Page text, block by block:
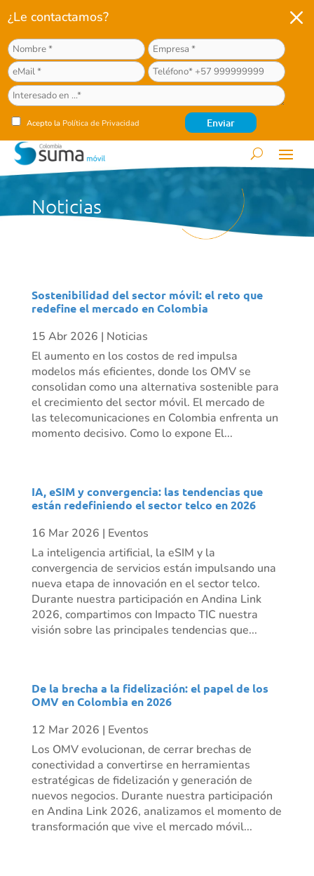
¿Le contactamos?
Acepto la Política de Privacidad
M
Noticias
Sostenibilidad del sector móvil: el reto que
redefine el mercado en Colombia
15 Abr 2026 | Noticias
El aumento en los costos de red impulsa
modelos más eficientes, donde los OMV se
consolidan como una alternativa sostenible para
el crecimiento del sector móvil. El mercado de
las telecomunicaciones en Colombia enfrenta un
momento decisivo. Como lo expone El...
IA, eSIM y convergencia: las tendencias que
están redefiniendo el sector telco en 2026
16 Mar 2026 | Eventos
La inteligencia artificial, la eSIM y la
convergencia de servicios están impulsando una
nueva etapa de innovación en el sector telco.
Durante nuestra participación en Andina Link
2026, compartimos con Impacto TIC nuestra
visión sobre las principales tendencias que...
De la brecha a la fidelización: el papel de los
OMV en Colombia en 2026
12 Mar 2026 | Eventos
Los OMV evolucionan, de cerrar brechas de
conectividad a convertirse en herramientas
estratégicas de fidelización y generación de
nuevos negocios. Durante nuestra participación
en Andina Link 2026, analizamos el momento de
transformación que vive el mercado móvil...